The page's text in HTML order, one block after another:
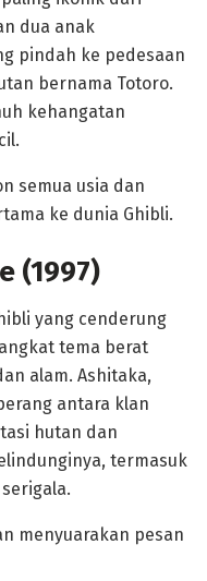
dua anak
pindah ke pedesaan
bernama Totoro.
kehangatan
semua usia dan
ke dunia Ghibli.
(1997)
yang cenderung
tema berat
alam. Ashitaka,
antara klan
hutan dan
termasuk
menyuarakan pesan